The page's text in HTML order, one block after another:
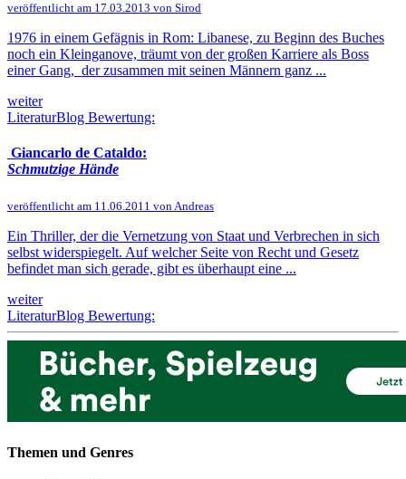
veröffentlicht am 17.03.2013 von Sirod
1976 in einem Gefägnis in Rom: Libanese, zu Beginn des Buches
noch ein Kleinganove, träumt von der großen Karriere als Boss
einer Gang, der zusammen mit seinen Männern ganz ...
weiter
LiteraturBlog Bewertung:
Giancarlo de Cataldo:
Schmutzige Hände
veröffentlicht am 11.06.2011 von Andreas
Ein Thriller, der die Vernetzung von Staat und Verbrechen in sich
selbst widerspiegelt. Auf welcher Seite von Recht und Gesetz
befindet man sich gerade, gibt es überhaupt eine ...
weiter
LiteraturBlog Bewertung:
Themen und Genres